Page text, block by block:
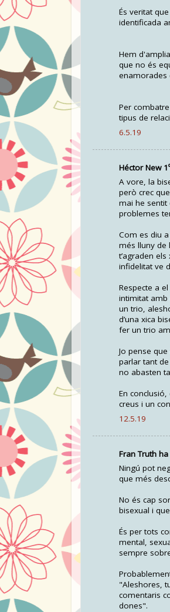
És veritat
identificada
Hem
que no és
enamorades
Per
tipus de
6.5.19
Héctor New
A vore, la
però crec
mai he sentit
problemes
Com es diu
més lluny de
t’agraden
infidelitat ve
Respecte a
intimitat amb
un trio,
d’una xica
fer un trio
Jo pense
parlar tant
no abasten
En
creus i un
12.5.19
Fran Truth ha
Ningú pot
que més
No és cap
bisexual i
És per tots
mental,
sempre
"Aleshores,
comentaris
dones".